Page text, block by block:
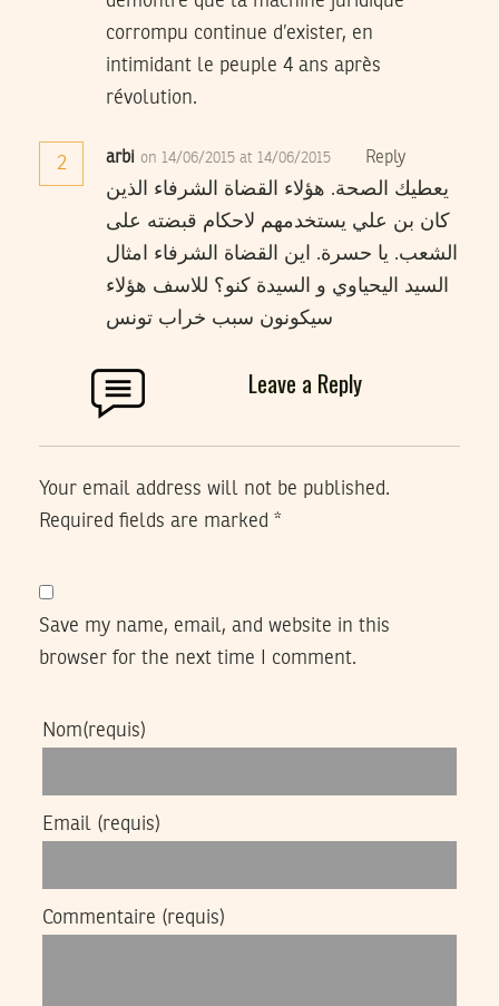
corrompu continue d’exister, en
intimidant le peuple 4 ans après
révolution.
2 arbi on 14/06/2015 at 14/06/2015 Reply
يعطيك الصحة. هؤلاء القضاة الشرفاء الذين
كان بن علي يستخدمهم لاحكام قبضته على
الشعب. يا حسرة. اين القضاة الشرفاء امثال
السيد اليحياوي و السيدة كنو؟ للاسف هؤلاء
سيكونون سبب خراب تونس
Leave a Reply
Your email address will not be published.
Required fields are marked *
Save my name, email, and website in this
browser for the next time I comment.
Nom(requis)
Email (requis)
Commentaire (requis)